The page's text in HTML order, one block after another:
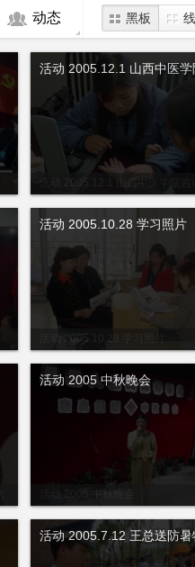
动态 黑板
活动 2005.12.1 山西中医学院咨
活动 2005.12.1 山西中医学
活动 2005.10.28 学习照片
活动 2005.10.28 学习照片
活动 2005 中秋晚会
活动 2005 中秋晚会
活动 2005.7.12 王总送防暑